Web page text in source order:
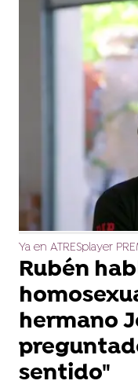
Ya en ATRESplayer
Rubén
hermano
sentido"